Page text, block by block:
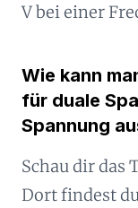
V bei einer
Wie kann
für duale
Spannung
Schau dir das
Dort findest